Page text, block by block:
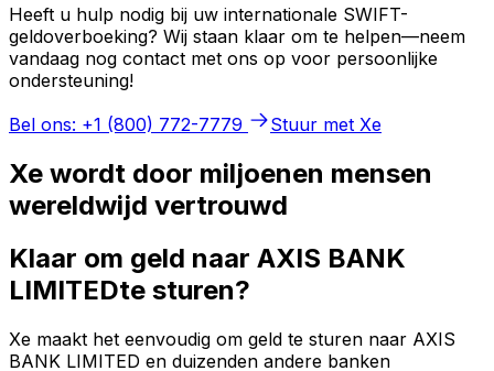
Heeft u hulp nodig bij uw internationale SWIFT-
geldoverboeking? Wij staan klaar om te helpen—neem
vandaag nog contact met ons op voor persoonlijke
ondersteuning!
Bel ons: +1 (800) 772-7779
Stuur met Xe
Xe wordt door miljoenen mensen
wereldwijd vertrouwd
Klaar om geld naar AXIS BANK
LIMITEDte sturen?
Xe maakt het eenvoudig om geld te sturen naar AXIS
BANK LIMITED en duizenden andere banken